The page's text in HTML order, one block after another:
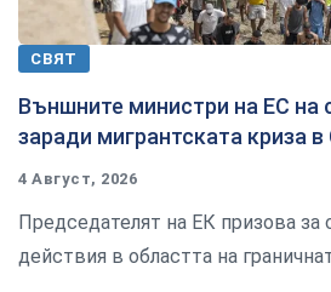
СВЯТ
Външните министри на ЕС на
заради мигрантската криза в
4 Август, 2026
Председателят на ЕК призова за
действия в областта на